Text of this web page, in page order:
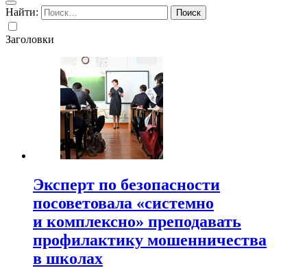
Найти:
Заголовки
Эксперт по безопасности
посоветовала «системно
и комплексно» преподавать
профилактику мошенничества
в школах